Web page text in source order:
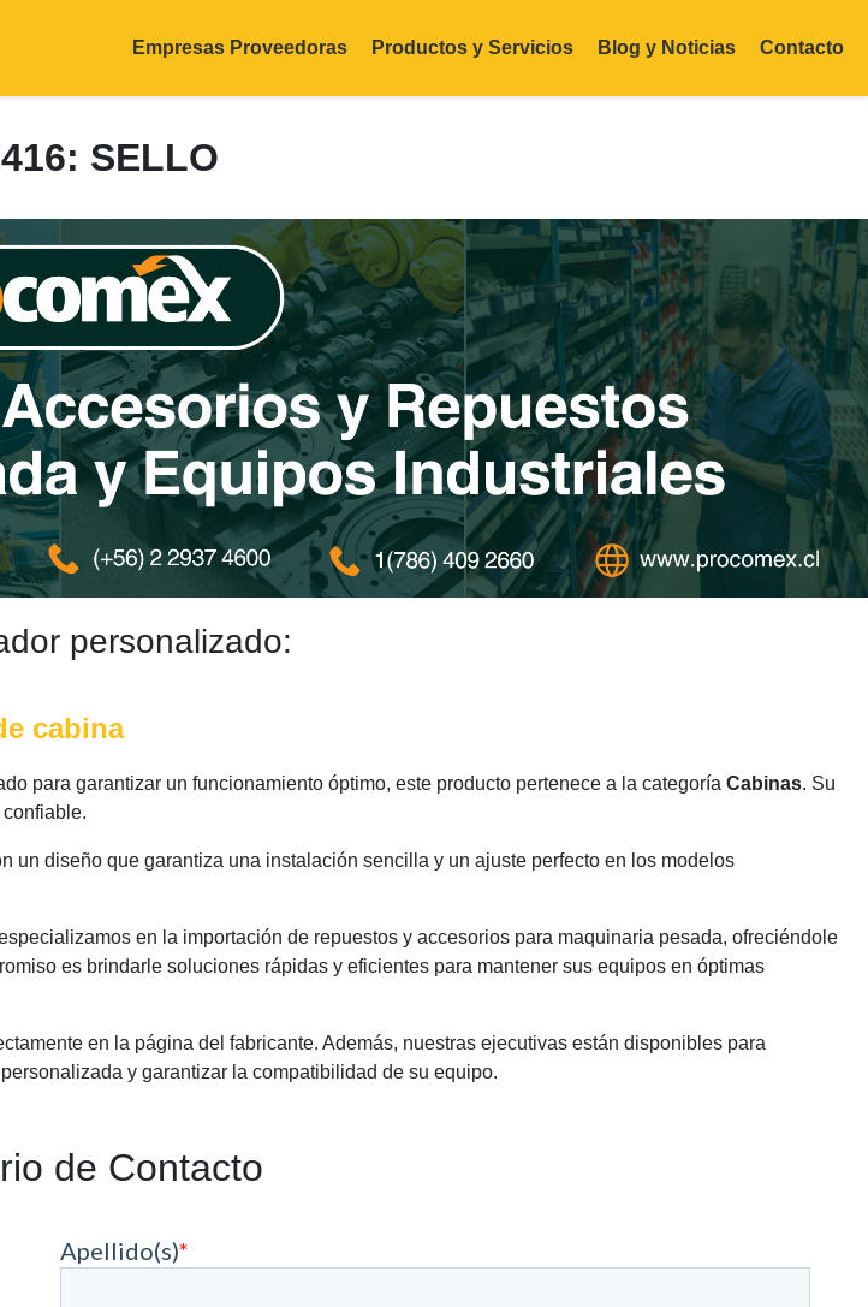
Empresas Proveedoras Productos y Servicios Blog y Noticias Contacto
SELLO
personalizado:
cabina
para garantizar un funcionamiento óptimo, este producto pertenece a la categoría Cabinas. Su
diseño que garantiza una instalación sencilla y un ajuste perfecto en los modelos
en la importación de repuestos y accesorios para maquinaria pesada, ofreciéndole
es brindarle soluciones rápidas y eficientes para mantener sus equipos en óptimas
en la página del fabricante. Además, nuestras ejecutivas están disponibles para
y garantizar la compatibilidad de su equipo.
de Contacto